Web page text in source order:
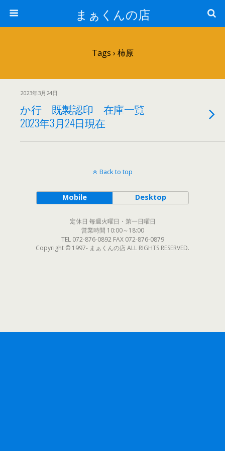
まぁくんの店
Tags › 柿原
2023年3月24日
か行 既製認印 在庫一覧
2023年3月24日現在
Back to top
Mobile Desktop
定休日 毎週火曜日・第一日曜日
営業時間 10:00～18:00
TEL 072-876-0892 FAX 072-876-0879
Copyright © 1997- まぁくんの店 ALL RIGHTS RESERVED.